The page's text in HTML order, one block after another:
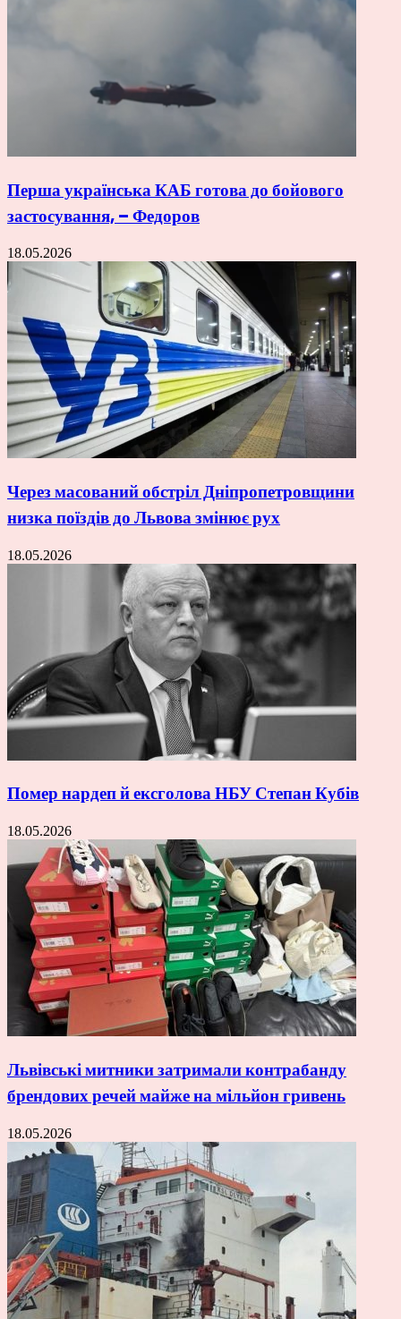
Перша українська КАБ готова до бойового
застосування, – Федоров
18.05.2026
Через масований обстріл Дніпропетровщини
низка поїздів до Львова змінює рух
18.05.2026
Помер нардеп й ексголова НБУ Степан Кубів
18.05.2026
Львівські митники затримали контрабанду
брендових речей майже на мільйон гривень
18.05.2026